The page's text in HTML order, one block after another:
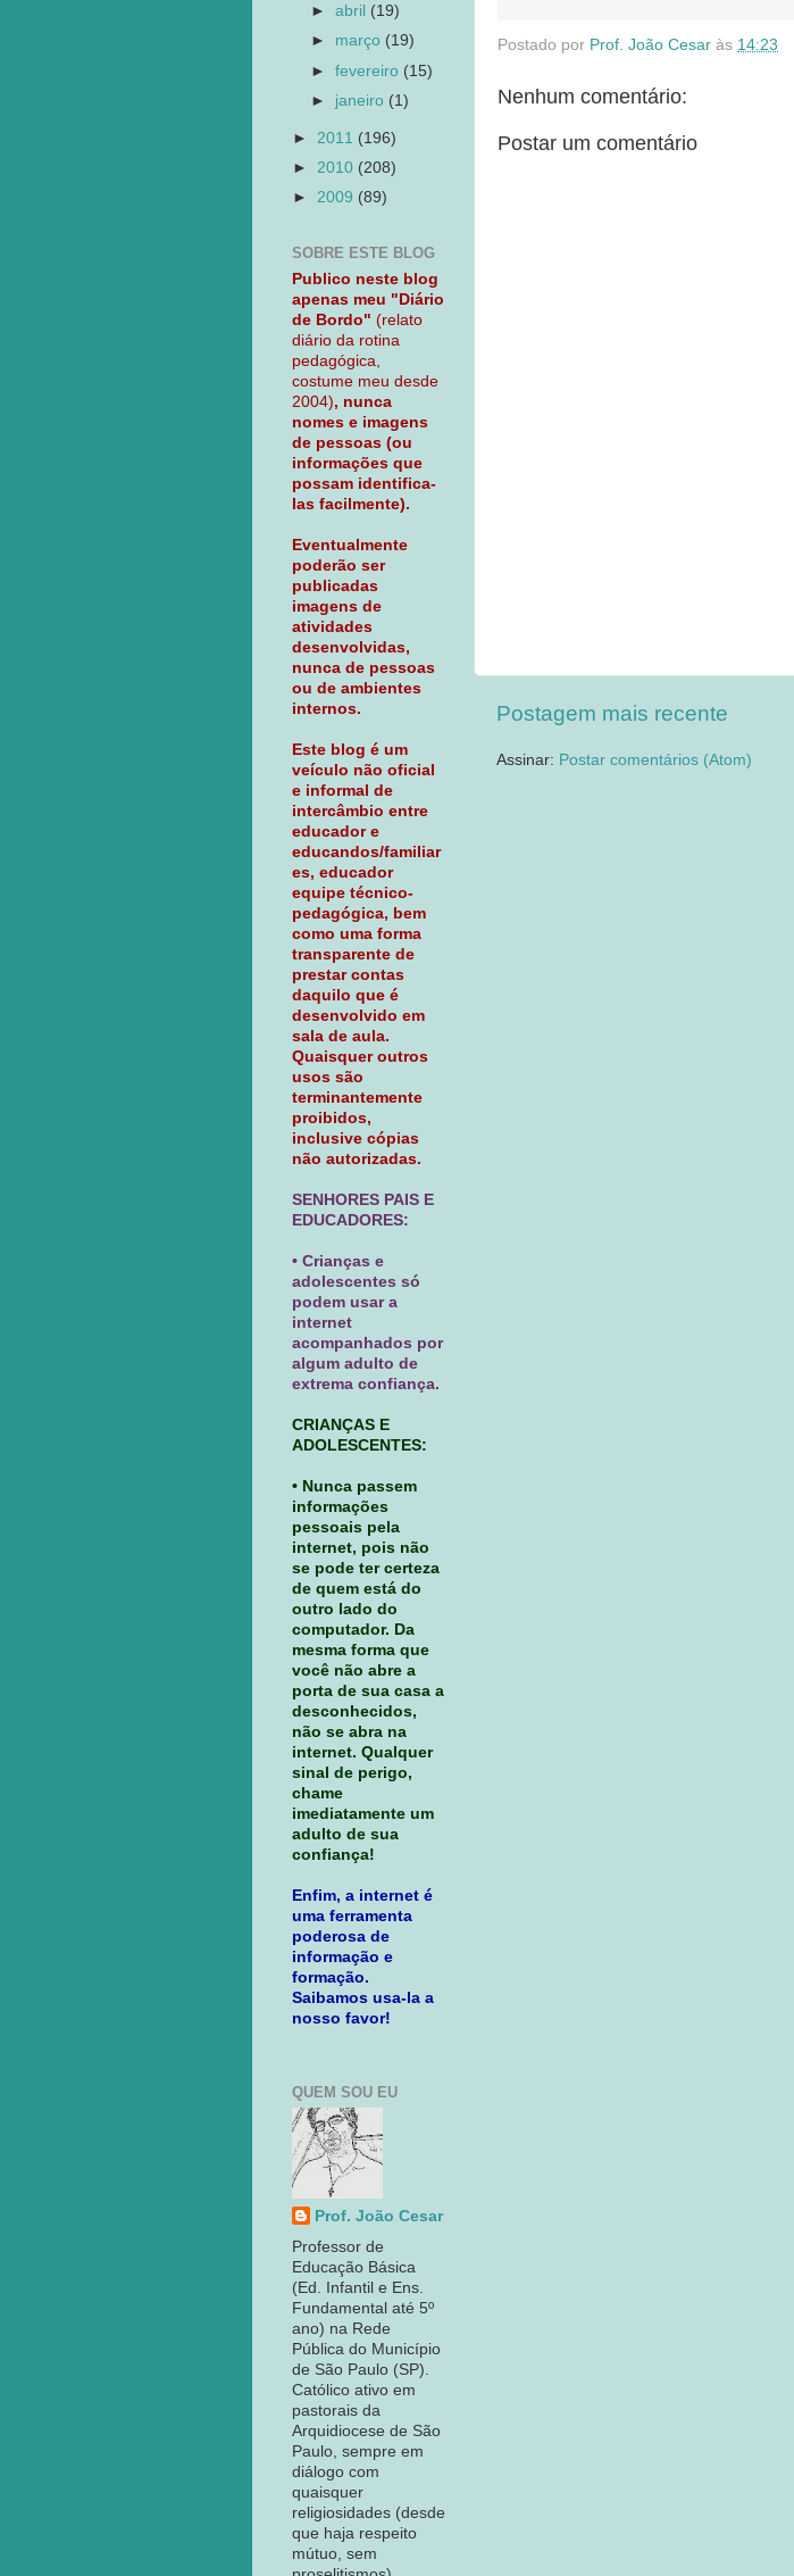
Postado por Prof. João Cesar às 14:23
Nenhum comentário:
Postar um comentário
Postagem mais recente
Assinar: Postar comentários (Atom)
►abril (19)
► março (19)
►fevereiro (15)
► janeiro (1)
► 2011 (196)
► 2010 (208)
► 2009 (89)
SOBRE ESTE BLOG
Publico neste blog
apenas meu "Diário
de Bordo" (relato
diário da rotina
pedagógica,
costume meu desde
2004), nunca
nomes e imagens
de pessoas (ou
informações que
possam identifica-
las facilmente).
Eventualmente
poderão ser
publicadas
imagens de
atividades
desenvolvidas,
nunca de pessoas
ou de ambientes
internos.
Este blog é um
veículo não oficial
e informal de
intercâmbio entre
educador e
educandos/familiar
es, educador
equipe técnico-
pedagógica, bem
como uma forma
transparente de
prestar contas
daquilo que é
desenvolvido em
sala de aula.
Quaisquer outros
usos são
terminantemente
proibidos,
inclusive cópias
não autorizadas.
SENHORES PAIS E
EDUCADORES:
• Crianças e
adolescentes só
podem usar a
internet
acompanhados por
algum adulto de
extrema confiança.
CRIANÇAS E
ADOLESCENTES:
• Nunca passem
informações
pessoais pela
internet, pois não
se pode ter certeza
de quem está do
outro lado do
computador. Da
mesma forma que
você não abre a
porta de sua casa a
desconhecidos,
não se abra na
internet. Qualquer
sinal de perigo,
chame
imediatamente um
adulto de sua
confiança!
Enfim, a internet é
uma ferramenta
poderosa de
informação e
formação.
Saibamos usa-la a
nosso favor!
QUEM SOU EU
Prof. João Cesar
Professor de
Educação Básica
(Ed. Infantil e Ens.
Fundamental até 5º
ano) na Rede
Pública do Município
de São Paulo (SP).
Católico ativo em
pastorais da
Arquidiocese de São
Paulo, sempre em
diálogo com
quaisquer
religiosidades (desde
que haja respeito
mútuo, sem